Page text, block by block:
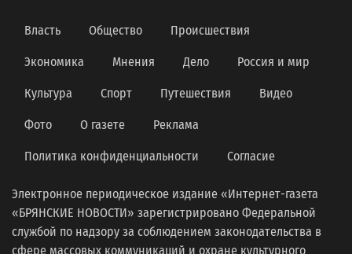
Власть Общество Происшествия
Экономика Мнения Дело Россия и мир
Культура Спорт Путешествия Видео
Фото О газете Реклама
Политика конфиденциальности Согласие
Электронное периодическое издание «Интернет-газета
«БРЯНСКИЕ НОВОСТИ» зарегистрировано Федеральной
службой по надзору за соблюдением законодательства в
сфере массовых коммуникаций и охране культурного